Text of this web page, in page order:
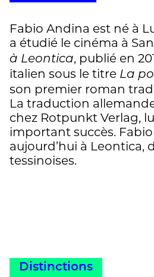
Fabio Andina est né à
a étudié le cinéma à
à Leontica, publié en
italien sous le titre La
son premier roman
La traduction
chez Rotpunkt Verlag,
important succès.
aujourd’hui à Leontica,
tessinoises.
Distinctions